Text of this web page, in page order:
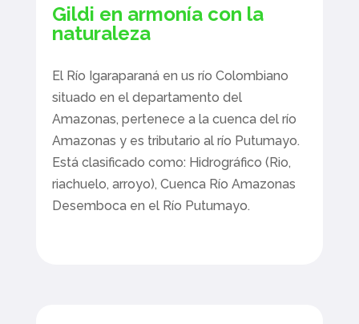
Gildi en armonía con la
naturaleza
El Río Igaraparaná en us río Colombiano
situado en el departamento del
Amazonas, pertenece a la cuenca del río
Amazonas y es tributario al río Putumayo.
Está clasificado como: Hidrográfico (Rio,
riachuelo, arroyo), Cuenca Río Amazonas
Desemboca en el Río Putumayo.